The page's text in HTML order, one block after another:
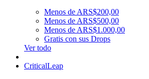
Menos de ARS$200,00
Menos de ARS$500,00
Menos de ARS$1.000,00
Gratis con sus Drops
Ver todo
CriticalLeap